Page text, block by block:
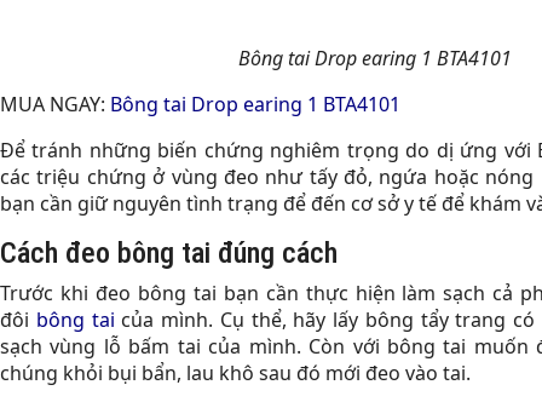
Bông tai Drop earing 1 BTA4101
MUA NGAY: Bông tai Drop earing 1 BTA4101
Để tránh những biến chứng nghiêm trọng do dị ứng với
các triệu chứng ở vùng đeo như tấy đỏ, ngứa hoặc
bạn cần giữ nguyên tình trạng để đến cơ sở y tế để khám
Cách đeo bông tai đúng cách
Trước khi đeo bông tai bạn cần thực hiện làm sạch cả
đôi bông tai của mình. Cụ thể, hãy lấy bông tẩy trang
sạch vùng lỗ bấm tai của mình. Còn với bông tai muốn
chúng khỏi bụi bẩn, lau khô sau đó mới đeo vào tai.